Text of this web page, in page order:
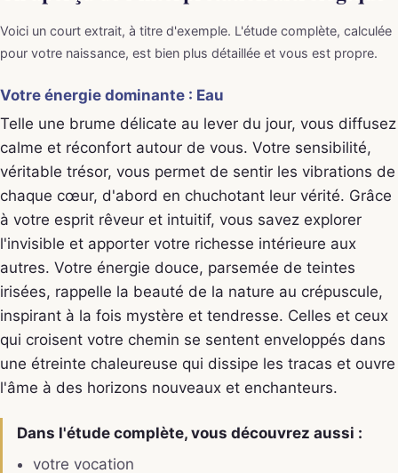
Voici un court extrait, à titre d'exemple. L'étude complète, calculée
pour votre naissance, est bien plus détaillée et vous est propre.
Votre énergie dominante : Eau
Telle une brume délicate au lever du jour, vous diffusez
calme et réconfort autour de vous. Votre sensibilité,
véritable trésor, vous permet de sentir les vibrations de
chaque cœur, d'abord en chuchotant leur vérité. Grâce
à votre esprit rêveur et intuitif, vous savez explorer
l'invisible et apporter votre richesse intérieure aux
autres. Votre énergie douce, parsemée de teintes
irisées, rappelle la beauté de la nature au crépuscule,
inspirant à la fois mystère et tendresse. Celles et ceux
qui croisent votre chemin se sentent enveloppés dans
une étreinte chaleureuse qui dissipe les tracas et ouvre
l'âme à des horizons nouveaux et enchanteurs.
Dans l'étude complète, vous découvrez aussi :
votre vocation